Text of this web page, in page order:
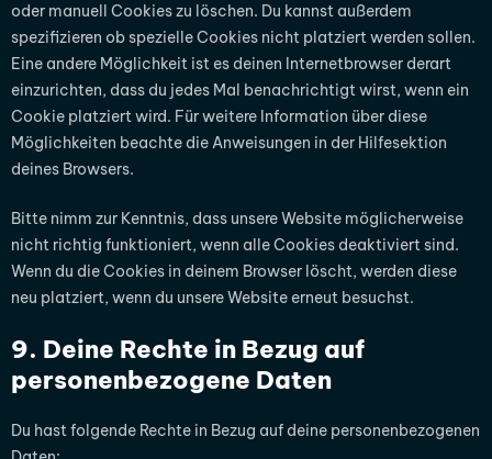
oder manuell Cookies zu löschen. Du kannst außerdem
spezifizieren ob spezielle Cookies nicht platziert werden sollen.
Eine andere Möglichkeit ist es deinen Internetbrowser derart
einzurichten, dass du jedes Mal benachrichtigt wirst, wenn ein
Cookie platziert wird. Für weitere Information über diese
Möglichkeiten beachte die Anweisungen in der Hilfesektion
deines Browsers.
Bitte nimm zur Kenntnis, dass unsere Website möglicherweise
nicht richtig funktioniert, wenn alle Cookies deaktiviert sind.
Wenn du die Cookies in deinem Browser löscht, werden diese
neu platziert, wenn du unsere Website erneut besuchst.
9. Deine Rechte in Bezug auf
personenbezogene Daten
Du hast folgende Rechte in Bezug auf deine personenbezogenen